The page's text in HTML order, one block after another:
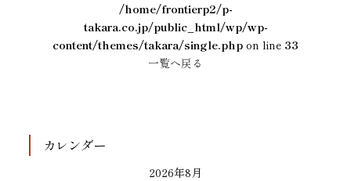
/home/frontierp2/p-
takara.co.jp/public_html/wp/wp-
content/themes/takara/single.php on line 33
一覧へ戻る
カレンダー
2026年8月